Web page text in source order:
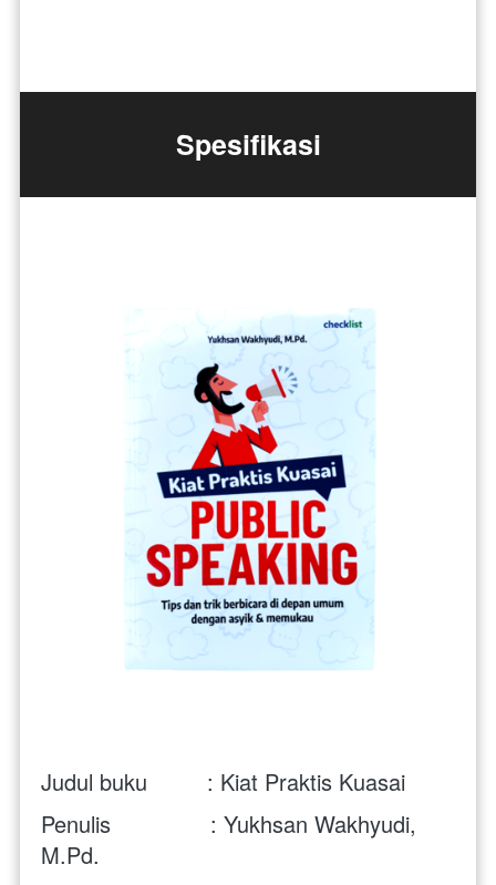
Spesifikasi
Judul buku         : Kiat Praktis Kuasai
Penulis               : Yukhsan Wakhyudi,
M.Pd.